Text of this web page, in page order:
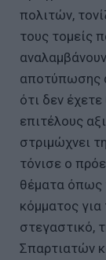
πολιτών,
τους τομείς
αποτύπωσης
ότι δεν
επιτέλους
στριμώχνει
τόνισε ο
θέματα όπως
κόμματος για
στεγαστικό,
Σπαρτιατών